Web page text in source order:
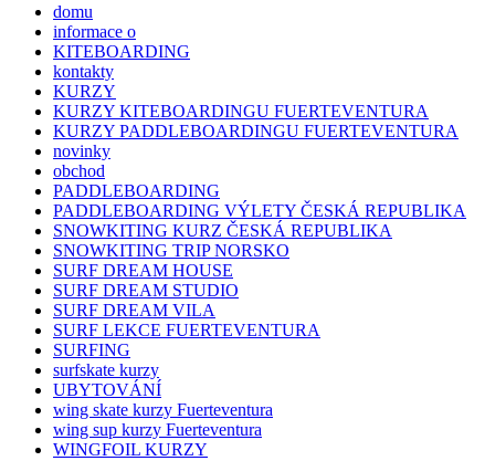
domu
informace o
KITEBOARDING
kontakty
KURZY
KURZY KITEBOARDINGU FUERTEVENTURA
KURZY PADDLEBOARDINGU FUERTEVENTURA
novinky
obchod
PADDLEBOARDING
PADDLEBOARDING VÝLETY ČESKÁ REPUBLIKA
SNOWKITING KURZ ČESKÁ REPUBLIKA
SNOWKITING TRIP NORSKO
SURF DREAM HOUSE
SURF DREAM STUDIO
SURF DREAM VILA
SURF LEKCE FUERTEVENTURA
SURFING
surfskate kurzy
UBYTOVÁNÍ
wing skate kurzy Fuerteventura
wing sup kurzy Fuerteventura
WINGFOIL KURZY